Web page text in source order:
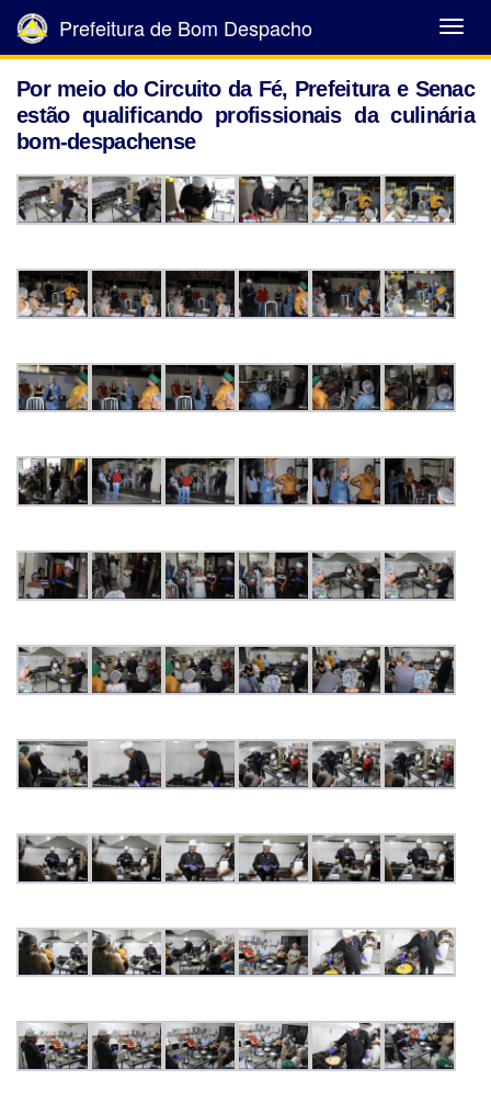
Abrir
Menu
Prefeitura de Bom Despacho
Por meio do Circuito da Fé, Prefeitura e Senac
estão qualificando profissionais da culinária
bom-despachense